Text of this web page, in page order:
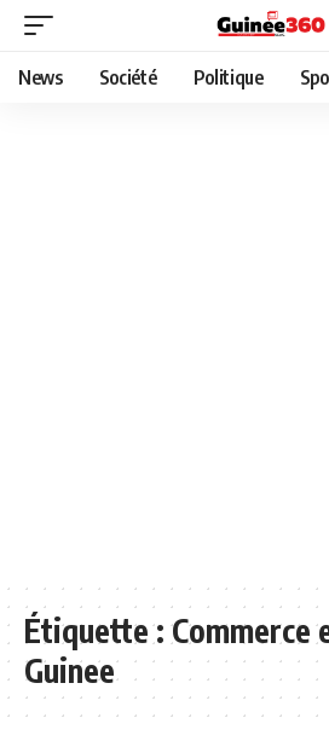
News Société Politique
Étiquette :Commerce
Guinee